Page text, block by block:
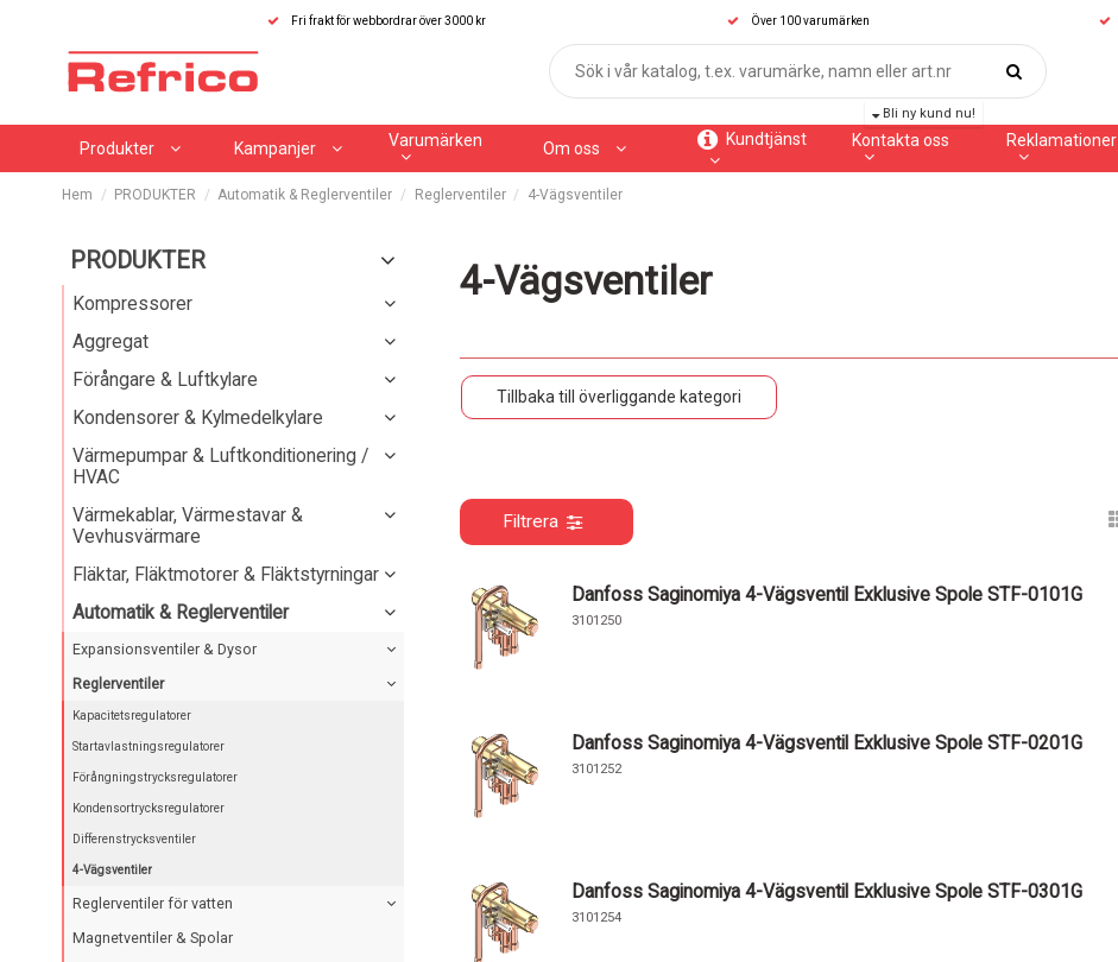
Fri frakt för webbordrar över 3000 kr Över 100 varumärken
Produkter Kampanjer Varumärken Om oss
Kundtjänst Kontakta oss
Bli ny kund nu!
Reklamationer
Hem PRODUKTER Automatik & Reglerventiler Reglerventiler 4-Vägsventiler
4-Vägsventiler
Tillbaka till överliggande kategori
Filtrera
Danfoss Saginomiya 4-Vägsventil Exklusive Spole STF-0101G
3101250
Danfoss Saginomiya 4-Vägsventil Exklusive Spole STF-0201G
3101252
Danfoss Saginomiya 4-Vägsventil Exklusive Spole STF-0301G
3101254
PRODUKTER
Kompressorer
Aggregat
Förångare & Luftkylare
Kondensorer & Kylmedelkylare
Värmepumpar & Luftkonditionering /
HVAC
Värmekablar, Värmestavar &
Vevhusvärmare
Fläktar, Fläktmotorer & Fläktstyrningar
Automatik & Reglerventiler
Expansionsventiler & Dysor
Reglerventiler
Kapacitetsregulatorer
Startavlastningsregulatorer
Förångningstrycksregulatorer
Kondensortrycksregulatorer
Differenstrycksventiler
4-Vägsventiler
Reglerventiler för vatten
Magnetventiler & Spolar